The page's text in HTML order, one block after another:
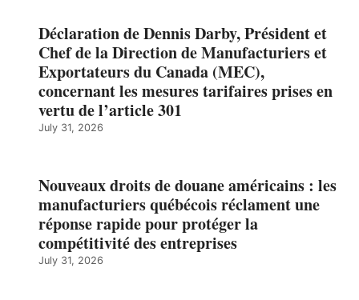
Déclaration de Dennis Darby, Président et
Chef de la Direction de Manufacturiers et
Exportateurs du Canada (MEC),
concernant les mesures tarifaires prises en
vertu de l’article 301
July 31, 2026
Nouveaux droits de douane américains : les
manufacturiers québécois réclament une
réponse rapide pour protéger la
compétitivité des entreprises
July 31, 2026